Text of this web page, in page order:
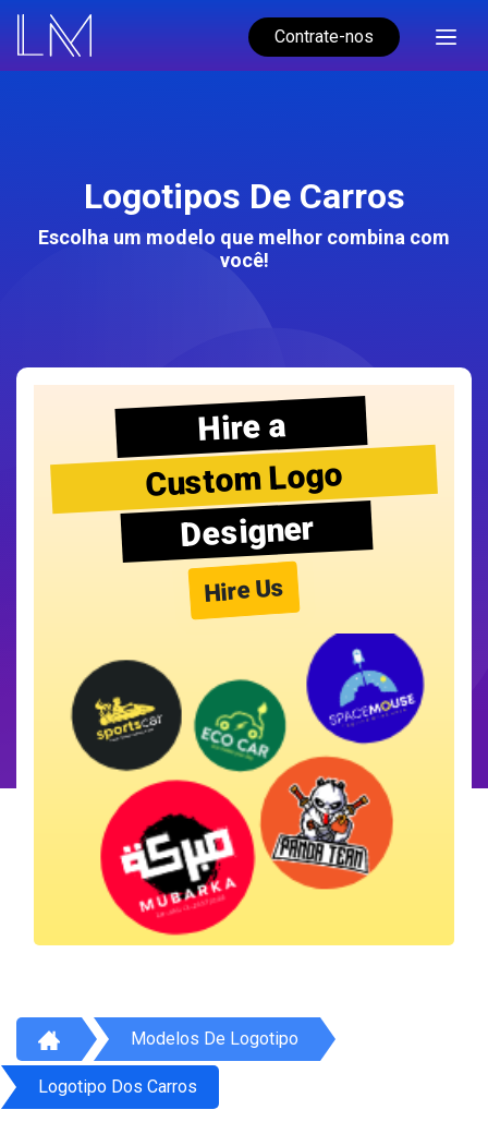
Contrate-nos
Logotipos De Carros
Escolha um modelo que melhor combina com
você!
Hire a
Custom Logo
Designer
Hire Us
Modelos De Logotipo
Logotipo Dos Carros